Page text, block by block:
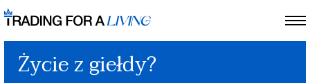
Życie z giełdy?